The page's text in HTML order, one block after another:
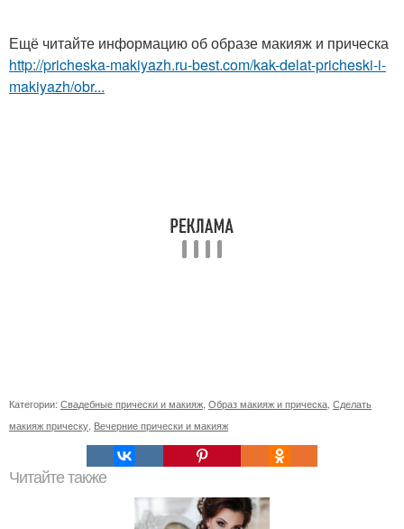
Ещё читайте информацию об образе макияж и прическа
http://pricheska-makiyazh.ru-best.com/kak-delat-pricheski-i-
makiyazh/obr...
Категории: Свадебные прически и макияж Образ макияж и прическа Сделать
макияж прическу Вечерние прически и макияж
Читайте также